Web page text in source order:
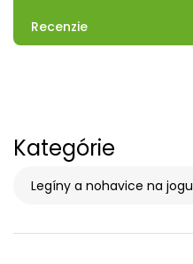
Recenzie
Kategórie
Legíny a nohavice na jogu